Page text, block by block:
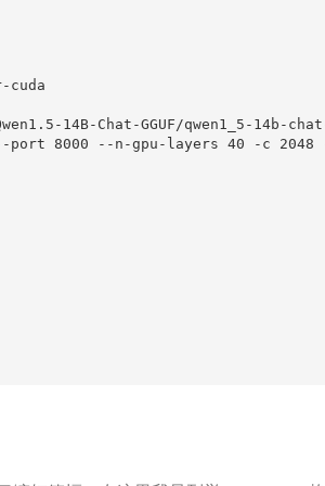
cuda
14B-Chat-GGUF/qwen1_5-14b-
8000 --n-gpu-layers 40 -c